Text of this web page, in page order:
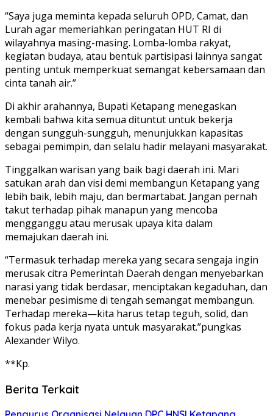
“Saya juga meminta kepada seluruh OPD, Camat, dan
Lurah agar memeriahkan peringatan HUT RI di
wilayahnya masing-masing. Lomba-lomba rakyat,
kegiatan budaya, atau bentuk partisipasi lainnya sangat
penting untuk memperkuat semangat kebersamaan dan
cinta tanah air.”
Di akhir arahannya, Bupati Ketapang menegaskan
kembali bahwa kita semua dituntut untuk bekerja
dengan sungguh-sungguh, menunjukkan kapasitas
sebagai pemimpin, dan selalu hadir melayani masyarakat.
Tinggalkan warisan yang baik bagi daerah ini. Mari
satukan arah dan visi demi membangun Ketapang yang
lebih baik, lebih maju, dan bermartabat. Jangan pernah
takut terhadap pihak manapun yang mencoba
mengganggu atau merusak upaya kita dalam
memajukan daerah ini.
“Termasuk terhadap mereka yang secara sengaja ingin
merusak citra Pemerintah Daerah dengan menyebarkan
narasi yang tidak berdasar, menciptakan kegaduhan, dan
menebar pesimisme di tengah semangat membangun.
Terhadap mereka—kita harus tetap teguh, solid, dan
fokus pada kerja nyata untuk masyarakat.”pungkas
Alexander Wilyo.
**Kp.
Berita Terkait